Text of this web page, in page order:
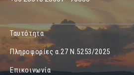
Ταυτότητα
Πληροφορίες α.27 Ν.5253/2025
Επικοινωνία